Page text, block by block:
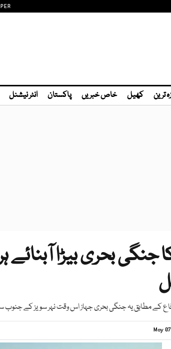
ترین کھیل خاص خبریں پاکستان انٹر نیشنل
جنگی بحری بیڑا
کے مطابق یہ جنگی بحری جہاز اس وقت نہر سویز کے جنوب
May